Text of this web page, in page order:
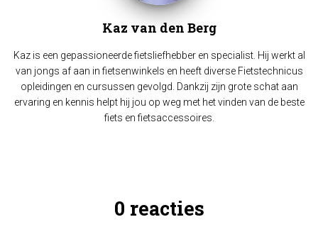
Kaz van den Berg
Kaz is een gepassioneerde fietsliefhebber en specialist. Hij werkt al
van jongs af aan in fietsenwinkels en heeft diverse Fietstechnicus
opleidingen en cursussen gevolgd. Dankzij zijn grote schat aan
ervaring en kennis helpt hij jou op weg met het vinden van de beste
fiets en fietsaccessoires.
0 reacties